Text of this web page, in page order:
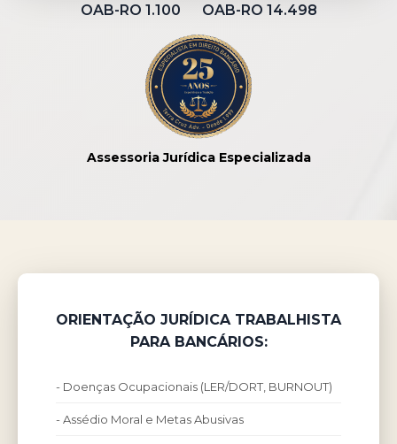
OAB-RO 1.100 OAB-RO 14.498
Assessoria Jurídica Especializada
ORIENTAÇÃO JURÍDICA TRABALHISTA
PARA BANCÁRIOS:
- Doenças Ocupacionais (LER/DORT, BURNOUT)
- Assédio Moral e Metas Abusivas